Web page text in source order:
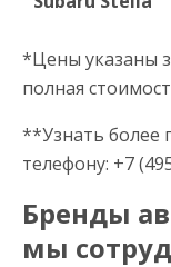
*Цены указаны
полная
**Узнать более
телефону: +7
Бренды
мы